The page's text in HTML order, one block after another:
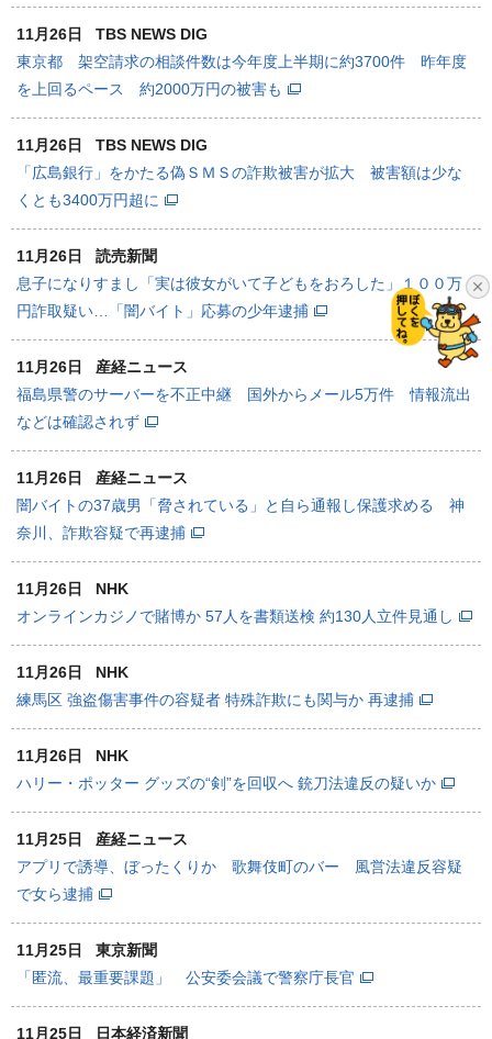
11月26日
TBS NEWS DIG
東京都 架空請求の相談件数は今年度上半期に約3700件 昨年度
を上回るペース 約2000万円の被害も
11月26日
TBS NEWS DIG
「広島銀行」をかたる偽ＳＭＳの詐欺被害が拡大 被害額は少な
くとも3400万円超に
11月26日
読売新聞
息子になりすまし「実は彼女がいて子どもをおろした」１００万
円詐取疑い…「闇バイト」応募の少年逮捕
11月26日
産経ニュース
福島県警のサーバーを不正中継 国外からメール5万件 情報流出
などは確認されず
11月26日
産経ニュース
闇バイトの37歳男「脅されている」と自ら通報し保護求める 神
奈川、詐欺容疑で再逮捕
11月26日
NHK
オンラインカジノで賭博か 57人を書類送検 約130人立件見通し
11月26日
NHK
練馬区 強盗傷害事件の容疑者 特殊詐欺にも関与か 再逮捕
11月26日
NHK
ハリー・ポッター グッズの“剣”を回収へ 銃刀法違反の疑いか
11月25日
産経ニュース
アプリで誘導、ぼったくりか 歌舞伎町のバー 風営法違反容疑
で女ら逮捕
11月25日
東京新聞
「匿流、最重要課題」 公安委会議で警察庁長官
11月25日 日本経済新聞